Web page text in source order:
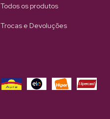
Todos os produtos
Trocas e Devoluções